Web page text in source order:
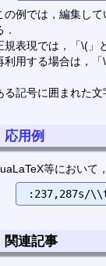
の例では，編集し
．
規表現では，「\(」
利用する場合は，
る記号に囲まれた
応用例
等において
関連記事